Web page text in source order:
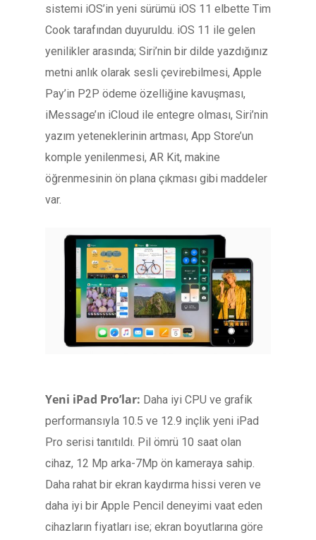
sistemi iOS’in yeni sürümü iOS 11 elbette Tim
Cook tarafından duyuruldu. iOS 11 ile gelen
yenilikler arasında; Siri’nin bir dilde yazdığınız
metni anlık olarak sesli çevirebilmesi, Apple
Pay’in P2P ödeme özelliğine kavuşması,
iMessage’ın iCloud ile entegre olması, Siri’nin
yazım yeteneklerinin artması, App Store’un
komple yenilenmesi, AR Kit, makine
öğrenmesinin ön plana çıkması gibi maddeler
var.
Yeni iPad Pro’lar: Daha iyi CPU ve grafik
performansıyla 10.5 ve 12.9 inçlik yeni iPad
Pro serisi tanıtıldı. Pil ömrü 10 saat olan
cihaz, 12 Mp arka-7Mp ön kameraya sahip.
Daha rahat bir ekran kaydırma hissi veren ve
daha iyi bir Apple Pencil deneyimi vaat eden
cihazların fiyatları ise; ekran boyutlarına göre